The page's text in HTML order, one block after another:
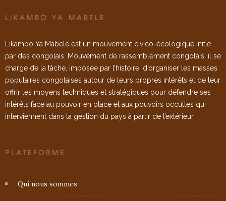
LIKAMBO YA MABELE
Likambo Ya Mabele est un mouvement civico-écologique initié
par des congolais. Mouvement de rassemblement congolais, il se
charge de la tâche, imposée par l’histoire, d’organiser les masses
populaires congolaises autour de leurs propres intérêts et de leur
offrir les moyens techniques et stratégiques pour défendre ses
intérêts face au pouvoir en place et aux pouvoirs occultes qui
interviennent dans la gestion du pays à partir de l’extérieur.
PLATEFORME
Qui nous sommes